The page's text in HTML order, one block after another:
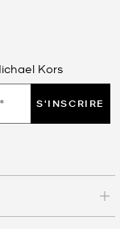
Kors
S'INSCRIRE